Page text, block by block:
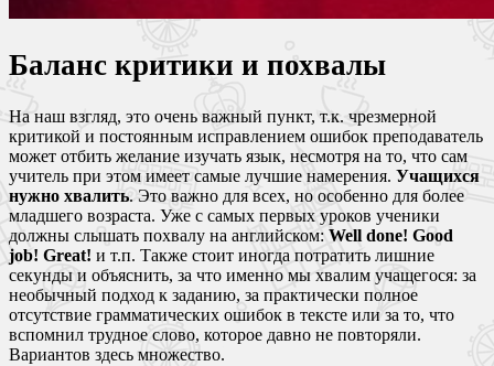
Баланс критики и похвалы
На наш взгляд, это очень важный пункт, т.к. чрезмерной
критикой и постоянным исправлением ошибок преподаватель
может отбить желание изучать язык, несмотря на то, что сам
учитель при этом имеет самые лучшие намерения. Учащихся
нужно хвалить. Это важно для всех, но особенно для более
младшего возраста. Уже с самых первых уроков ученики
должны слышать похвалу на английском: Well done! Good
job! Great! и т.п. Также стоит иногда потратить лишние
секунды и объяснить, за что именно мы хвалим учащегося: за
необычный подход к заданию, за практически полное
отсутствие грамматических ошибок в тексте или за то, что
вспомнил трудное слово, которое давно не повторяли.
Вариантов здесь множество.